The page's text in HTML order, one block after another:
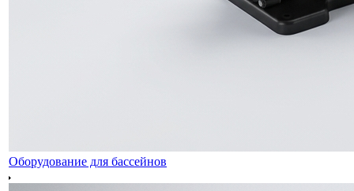
Оборудование для бассейнов